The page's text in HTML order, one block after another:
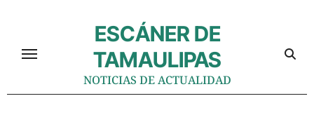
contenido
ESCÁNER DE
TAMAULIPAS
NOTICIAS DE ACTUALIDAD